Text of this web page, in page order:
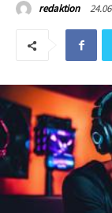
redaktion